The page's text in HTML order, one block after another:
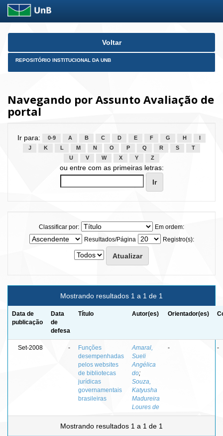
Skip
Voltar
REPOSITÓRIO INSTITUCIONAL DA UNB
Navegando por Assunto Avaliação de
portal
Ir para: 0-9 A B C D E F G H
J
K L M N O P Q R S
T
U
V W X Y Z
ou entre com as primeiras letras:
Classificar por:
Em ordem:
Resultados/Página
Registro(s):
Mostrando resultados 1 a 1 de 1
Data de
publicação
Data
de
defesa
Título Autor(es) Orientador(es)
Set-2008 -
Funções
desempenhadas
pelos websites
de bibliotecas
jurídicas
governamentais
brasileiras
Amaral,
Sueli
Angélica
do;
Souza,
Katyusha
Madureira
Loures de
- -
Mostrando resultados 1 a 1 de 1